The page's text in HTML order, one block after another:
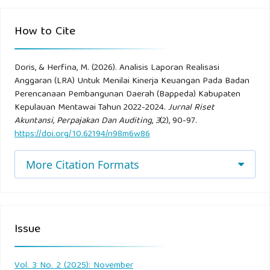
How to Cite
Doris, & Herfina, M. (2026). Analisis Laporan Realisasi
Anggaran (LRA) Untuk Menilai Kinerja Keuangan Pada Badan
Perencanaan Pembangunan Daerah (Bappeda) Kabupaten
Kepulauan Mentawai Tahun 2022-2024.Jurnal Riset
Akuntansi, Perpajakan Dan Auditing,3(2), 90-97.
https://doi.org/10.62194/n98m6w86
More Citation Formats
Issue
Vol. 3 No. 2 (2025): November